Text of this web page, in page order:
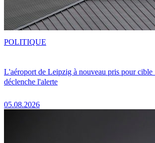
L'aéroport de Leipzig à nouveau pris pour cible
déclenche l'alerte
05.08.2026
POLITIQUE